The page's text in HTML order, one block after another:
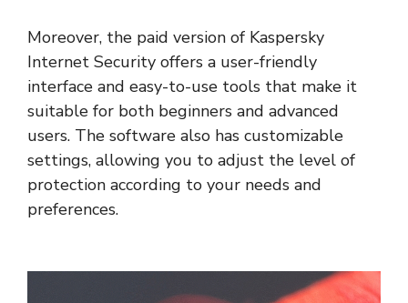
Moreover, the paid version of Kaspersky
Internet Security offers a user-friendly
interface and easy-to-use tools that make it
suitable for both beginners and advanced
users. The software also has customizable
settings, allowing you to adjust the level of
protection according to your needs and
preferences.